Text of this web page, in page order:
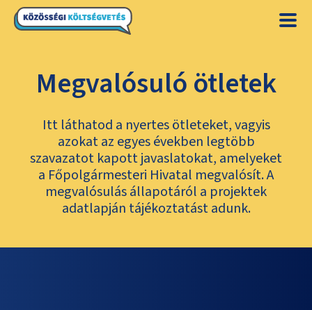
Megvalósuló ötletek
Itt láthatod a nyertes ötleteket, vagyis
azokat az egyes években legtöbb
szavazatot kapott javaslatokat, amelyeket
a Főpolgármesteri Hivatal megvalósít. A
megvalósulás állapotáról a projektek
adatlapján tájékoztatást adunk.